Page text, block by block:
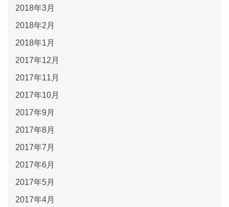
2018年3月
2018年2月
2018年1月
2017年12月
2017年11月
2017年10月
2017年9月
2017年8月
2017年7月
2017年6月
2017年5月
2017年4月